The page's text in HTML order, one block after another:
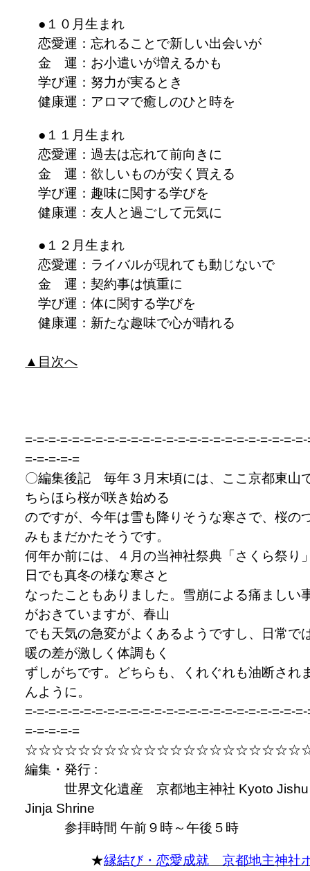
●１０月生まれ
恋愛運：忘れることで新しい出会いが
金 運：お小遣いが増えるかも
学び運：努力が実るとき
健康運：アロマで癒しのひと時を
●１１月生まれ
恋愛運：過去は忘れて前向きに
金 運：欲しいものが安く買える
学び運：趣味に関する学びを
健康運：友人と過ごして元気に
●１２月生まれ
恋愛運：ライバルが現れても動じないで
金 運：契約事は慎重に
学び運：体に関する学びを
健康運：新たな趣味で心が晴れる
▲目次へ
=-=-=-=-=-=-=-=-=-=-=-=-=-=-=-=-=-=-=-=-=-=-=-
=-=-=-=-=
〇編集後記 毎年３月末頃には、ここ京都東山
ちらほら桜が咲き始める
のですが、今年は雪も降りそうな寒さで、桜の
みもまだかたそうです。
何年か前には、４月の当神社祭典「さくら祭り
日でも真冬の様な寒さと
なったこともありました。雪崩による痛ましい
がおきていますが、春山
でも天気の急変がよくあるようですし、日常で
暖の差が激しく体調もく
ずしがちです。どちらも、くれぐれも油断され
んように。
=-=-=-=-=-=-=-=-=-=-=-=-=-=-=-=-=-=-=-=-=-=-=-
=-=-=-=-=
編集・発行 :
世界文化遺産 京都地主神社 Kyoto Jishu
Jinja Shrine
参拝時間 午前９時～午後５時
★縁結び・恋愛成就 京都地主神社